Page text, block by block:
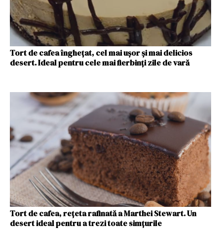
Tort de cafea înghețat, cel mai ușor și mai delicios
desert. Ideal pentru cele mai fierbinți zile de vară
Tort de cafea, rețeta rafinată a Marthei Stewart. Un
desert ideal pentru a trezi toate simțurile